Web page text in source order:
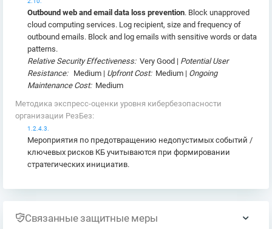
Outbound web and email data loss prevention. Block unapproved
cloud computing services. Log recipient, size and frequency of
outbound emails. Block and log emails with sensitive words or data
patterns.
Relative Security Effectiveness: Very Good | Potential User
Resistance: Medium | Upfront Cost: Medium | Ongoing
Maintenance Cost: Medium
Методика экспресс-оценки уровня кибербезопасности
организации РезБез:
1.2.4.3.
Мероприятия по предотвращению недопустимых событий /
ключевых рисков КБ учитываются при формировании
стратегических инициатив.
Связанные защитные меры